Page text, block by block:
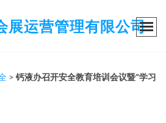
展运营管理有限公司
> 钙液办召开安全教育培训会议暨“学习